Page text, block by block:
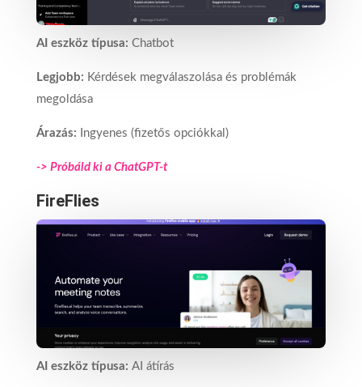
AI eszköz típusa: Chatbot
Legjobb: Kérdések megválaszolása és problémák
megoldása
Árazás: Ingyenes (fizetős opciókkal)
-> Próbáld ki a ChatGPT-t
FireFlies
AI eszköz típusa: AI átírás